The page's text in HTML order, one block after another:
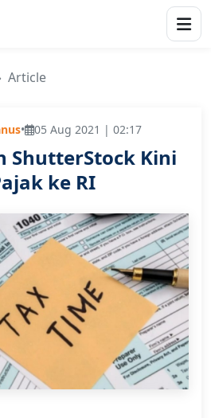
Article
• 05 Aug 2021 | 02:17
ShutterStock Kini
ke RI